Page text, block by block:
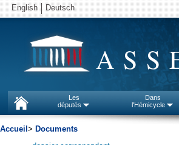
English Deutsch
Les
députés
Dans
l'Hémicycle
Accueil > Documents